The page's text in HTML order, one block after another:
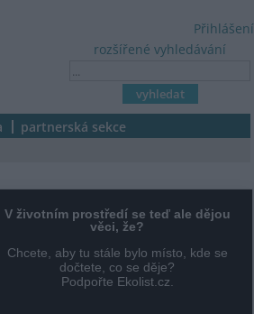
rozšířené vyhledávání
Přihlášení
partnerská sekce